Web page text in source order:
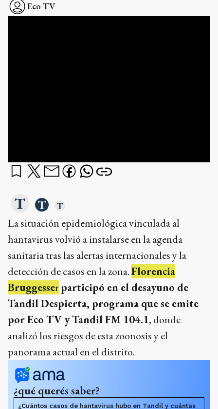
Eco TV
La situación epidemiológica vinculada al
hantavirus volvió a instalarse en la agenda
sanitaria tras las alertas internacionales y la
detección de casos en la zona.Florencia
Bruggesserparticipó en el desayuno de
Tandil Despierta, programa que se emite
por Eco TV y Tandil FM 104.1, donde
analizó los riesgos de esta zoonosis y el
panorama actual en el distrito.
¿qué querés saber?
¿Cuántos casos de hantavirus hubo en Tandil y cuántas